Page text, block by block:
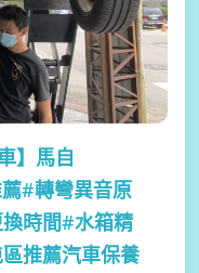
】馬自
#轉彎異音原
時間#水箱精
推薦汽車保養